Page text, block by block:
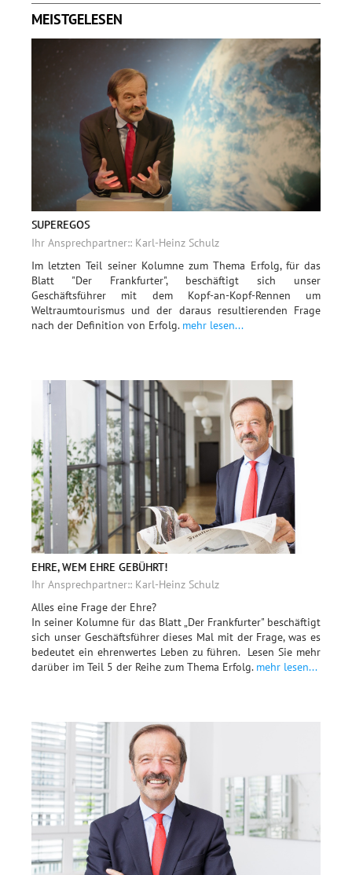
MEISTGELESEN
SUPEREGOS
Ihr Ansprechpartner:: Karl-Heinz Schulz
Im letzten Teil seiner Kolumne zum Thema Erfolg, für das
Blatt "Der Frankfurter", beschäftigt sich unser
Geschäftsführer mit dem Kopf-an-Kopf-Rennen um
Weltraumtourismus und der daraus resultierenden Frage
nach der Definition von Erfolg. mehr lesen...
EHRE, WEM EHRE GEBÜHRT!
Ihr Ansprechpartner:: Karl-Heinz Schulz
Alles eine Frage der Ehre?
In seiner Kolumne für das Blatt „Der Frankfurter" beschäftigt
sich unser Geschäftsführer dieses Mal mit der Frage, was es
bedeutet ein ehrenwertes Leben zu führen. Lesen Sie mehr
darüber im Teil 5 der Reihe zum Thema Erfolg. mehr lesen...